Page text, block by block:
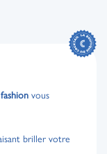
vous
briller votre